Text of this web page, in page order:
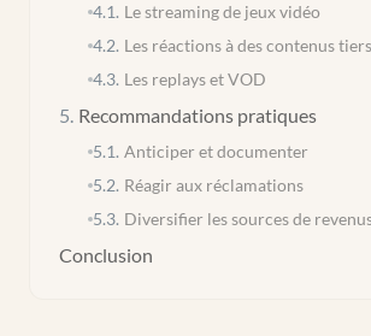
4.1. Le streaming de jeux vidéo
4.2. Les réactions à des contenus tiers
4.3. Les replays et VOD
5. Recommandations pratiques
5.1. Anticiper et documenter
5.2. Réagir aux réclamations
5.3. Diversifier les sources de
Conclusion